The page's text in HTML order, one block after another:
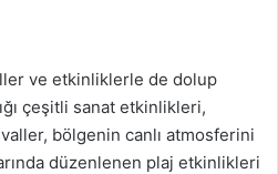
ve etkinliklerle de dolup
çeşitli sanat etkinlikleri,
bölgenin canlı atmosferini
düzenlenen plaj etkinlikleri